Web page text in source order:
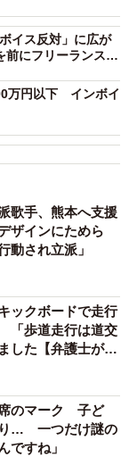
であることを
制度に登録す
しない場合は
だという。
のに、インボイ
らに減ってし
緊急事態宣言時
にされ、収入が
た。「今、イ
イス反対」に広が
にフリーランスの
万円以下 インボイ
歌手、熊本へ支援
ザインにためら
され立派」
ックボードで走行
「歩道走行は道交
した【弁護士が解
のマーク 子ど
り… 一つだけ謎の
ですね」